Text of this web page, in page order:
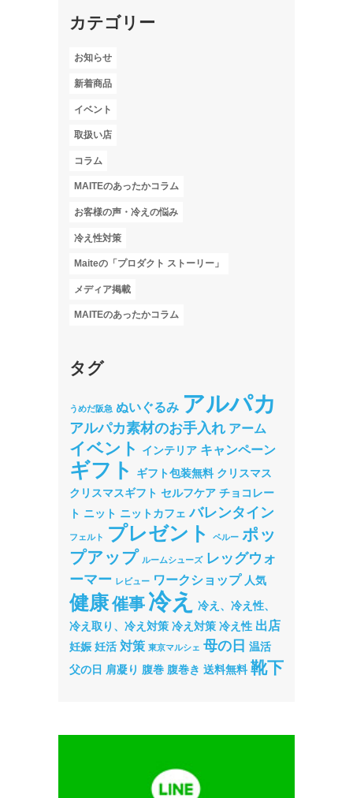
カテゴリー
お知らせ
新着商品
イベント
取扱い店
コラム
MAITEのあったかコラム
お客様の声・冷えの悩み
冷え性対策
Maiteの「プロダクト ストーリー」
メディア掲載
MAITEのあったかコラム
タグ
うめだ阪急 ぬいぐるみ アルパカ
アルパカ素材のお手入れ アーム
イベント インテリア キャンペーン
ギフト ギフト包装無料 クリスマス
クリスマスギフト セルフケア チョコレー
ト ニット ニットカフェ バレンタイン
フェルト プレゼント ペルー ポッ
プアップ ルームシューズ レッグウォ
ーマー レビュー ワークショップ 人気
健康催事 冷え
冷え、冷え性、
冷え取り、冷え対策 冷え対策 冷え性 出店
妊娠 妊活 対策 東京マルシェ 母の日 温活
父の日 肩凝り 腹巻 腹巻き 送料無料 靴下